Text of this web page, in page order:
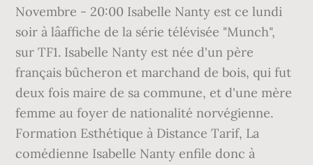
Novembre - 20:00 Isabelle Nanty est ce lundi
soir à lâaffiche de la série télévisée "Munch",
sur TF1. Isabelle Nanty est née d'un père
français bûcheron et marchand de bois, qui fut
deux fois maire de sa commune, et d'une mère
femme au foyer de nationalité norvégienne.
Formation Esthétique à Distance Tarif, La
comédienne Isabelle Nanty enfile donc à